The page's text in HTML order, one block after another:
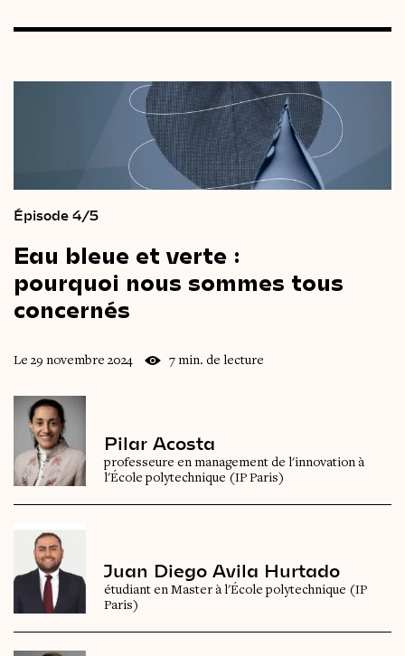
Épisode 4/5
Eau bleue et verte :
pourquoi nous sommes tous
concernés
Le 29 novembre 2024 7 min. de lecture
Pilar Acosta
professeure en management de l'innovation à
l'École polytechnique (IP Paris)
Juan Diego Avila Hurtado
étudiant en Master à l'École polytechnique (IP
Paris)